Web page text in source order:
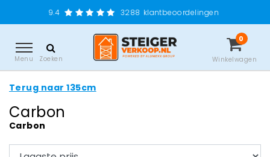
3288 klantbeoordelingen
Menu Zoeken
0
Winkelwagen
Terug naar 135cm
Carbon
Carbon